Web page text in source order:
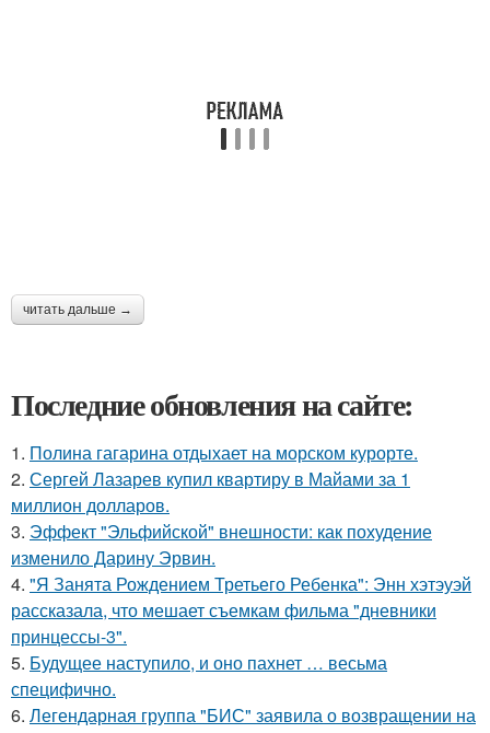
читать дальше →
Последние обновления на сайте:
1. Полина гагарина отдыхает на морском курорте.
2. Сергей Лазарев купил квартиру в Майами за 1
миллион долларов.
3. Эффект "Эльфийской" внешности: как похудение
изменило Дарину Эрвин.
4. "Я Занята Рождением Третьего Ребенка": Энн хэтэуэй
рассказала, что мешает съемкам фильма "дневники
принцессы-3".
5. Будущее наступило, и оно пахнет … весьма
специфично.
6. Легендарная группа "БИС" заявила о возвращении на